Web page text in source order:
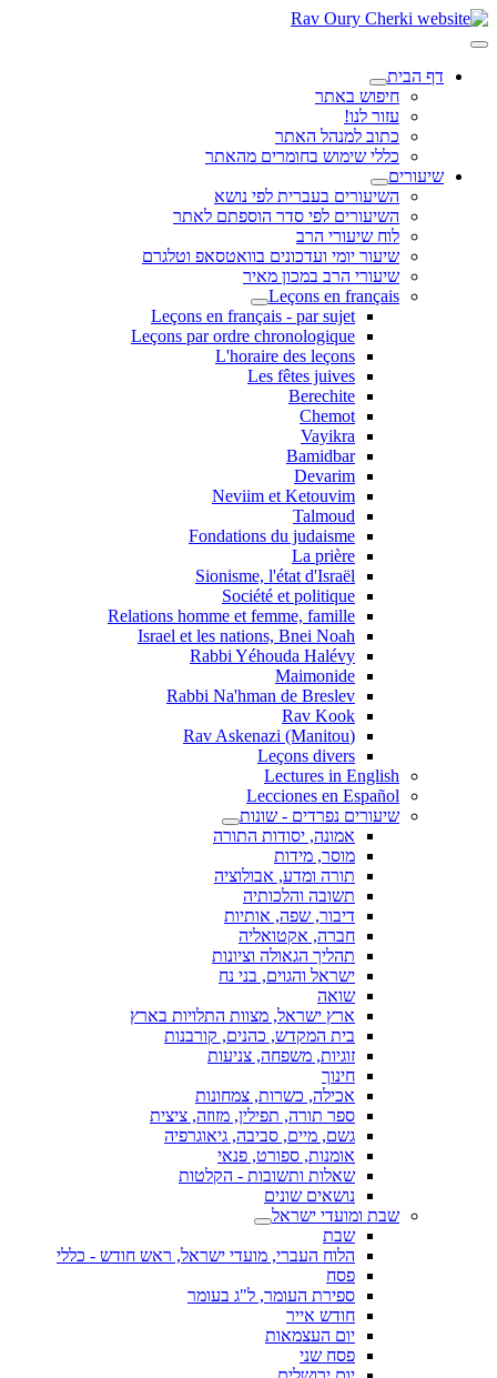
דף הבית
חיפוש באתר
עזור לנו!
כתוב למנהל האתר
כללי שימוש בחומרים מהאתר
שיעורים
השיעורים בעברית לפי נושא
השיעורים לפי סדר הוספתם לאתר
לוח שיעורי הרב
שיעור יומי ועדכונים בוואטסאפ וטלגרם
שיעורי הרב במכון מאיר
Leçons en français
Leçons en français - par sujet
Leçons par ordre chronologique
L'horaire des leçons
Les fêtes juives
Berechite
Chemot
Vayikra
Bamidbar
Devarim
Neviim et Ketouvim
Talmoud
Fondations du judaisme
La prière
Sionisme, l'état d'Israël
Société et politique
Relations homme et femme, famille
Israel et les nations, Bnei Noah
Rabbi Yéhouda Halévy
Maimonide
Rabbi Na'hman de Breslev
Rav Kook
(Rav Askenazi (Manitou
Leçons divers
Lectures in English
Lecciones en Español
שיעורים נפרדים - שונות
אמונה, יסודות התורה
מוסר, מידות
תורה ומדע, אבולוציה
תשובה והלכותיה
דיבור, שפה, אותיות
חברה, אקטואליה
תהליך הגאולה וציונות
ישראל והגוים, בני נח
שואה
ארץ ישראל, מצוות התלויות בארץ
בית המקדש, כהנים, קורבנות
זוגיות, משפחה, צניעות
חינוך
אכילה, כשרות, צמחונות
ספר תורה, תפילין, מזוזה, ציצית
גשם, מיים, סביבה, גיאוגרפיה
אומנות, ספורט, פנאי
שאלות ותשובות - הקלטות
נושאים שונים
שבת ומועדי ישראל
שבת
הלוח העברי, מועדי ישראל, ראש חודש - כללי
פסח
ספירת העומר, ל"ג בעומר
חודש אייר
יום העצמאות
פסח שני